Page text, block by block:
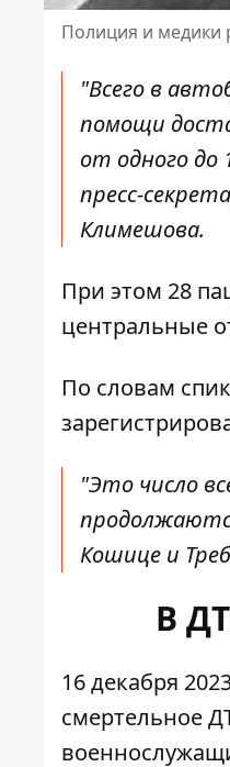
Полиция и медики
"Всего в
помощи
от одного до
пресс-
Климешова.
При этом 28
центральные
По словам
"Это число
Кошице и
В
16 декабря
смертельное